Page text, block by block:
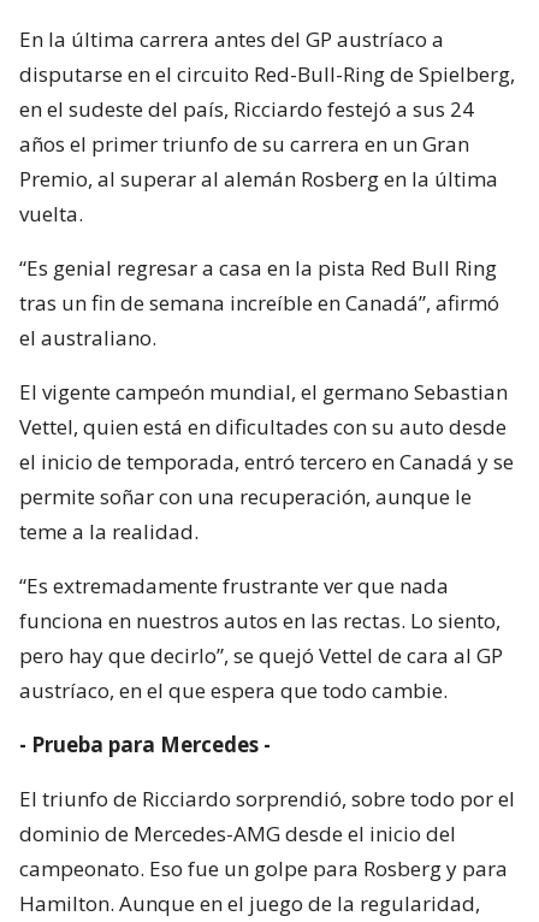
En la última carrera antes del GP austríaco a
disputarse en el circuito Red-Bull-Ring de Spielberg,
en el sudeste del país, Ricciardo festejó a sus 24
años el primer triunfo de su carrera en un Gran
Premio, al superar al alemán Rosberg en la última
vuelta.
“Es genial regresar a casa en la pista Red Bull Ring
tras un fin de semana increíble en Canadá”, afirmó
el australiano.
El vigente campeón mundial, el germano Sebastian
Vettel, quien está en dificultades con su auto desde
el inicio de temporada, entró tercero en Canadá y se
permite soñar con una recuperación, aunque le
teme a la realidad.
“Es extremadamente frustrante ver que nada
funciona en nuestros autos en las rectas. Lo siento,
pero hay que decirlo”, se quejó Vettel de cara al GP
austríaco, en el que espera que todo cambie.
- Prueba para Mercedes -
El triunfo de Ricciardo sorprendió, sobre todo por el
dominio de Mercedes-AMG desde el inicio del
campeonato. Eso fue un golpe para Rosberg y para
Hamilton. Aunque en el juego de la regularidad,